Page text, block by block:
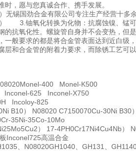
，愿与您真诚合作、携手发展。
无锡国劲合金有限公司专注生产经营十多
3.铀氧化转换为化物：抗腐蚀镍、锰
的抗氧化性。螺旋管自身并不会变热，
一般要求的都是将合金管表面达到近白级
层和合金管的附着力要求，而除锈工艺可
400 Monel-K500
Inconel-625 Inconel-X750
Incoloy-825
B10） N08020 C7150070Cu-30Ni B30）
35Ni-35Co-10Mo
） 17-4PH0Cr17Ni4Cu4Nb）
Inconel725高温合金
、N08020GH1040、GH131、